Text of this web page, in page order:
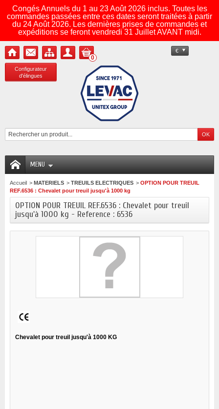
Congés Annuels du 1 au 23 Août 2026 inclus. Toutes les
commandes passées entre ces dates seront traitées à partir
du 24 Août 2026. Les dernières prises de commandes et
expéditions se feront vendredi 31 Juillet AVANT midi.
Configurateur
d'élingues
€
0
MENU
Accueil > MATERIELS > TREUILS ELECTRIQUES > OPTION POUR TREUIL
REF.6536 : Chevalet pour treuil jusqu'à 1000 kg
OPTION POUR TREUIL REF.6536 : Chevalet pour treuil
jusqu'à 1000 kg - Reference : 6536
Chevalet pour treuil jusqu'à 1000 KG